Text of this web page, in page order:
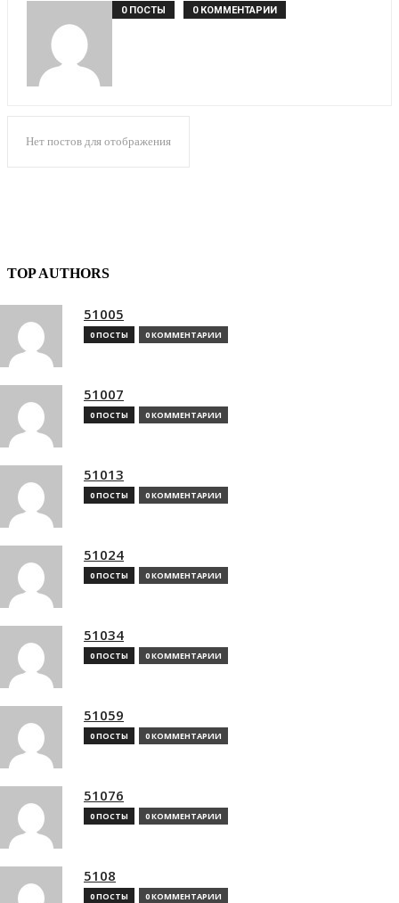
0 ПОСТЫ 0 КОММЕНТАРИИ
Нет постов для отображения
TOP AUTHORS
51005
0 ПОСТЫ 0 КОММЕНТАРИИ
51007
0 ПОСТЫ 0 КОММЕНТАРИИ
51013
0 ПОСТЫ 0 КОММЕНТАРИИ
51024
0 ПОСТЫ 0 КОММЕНТАРИИ
51034
0 ПОСТЫ 0 КОММЕНТАРИИ
51059
0 ПОСТЫ 0 КОММЕНТАРИИ
51076
0 ПОСТЫ 0 КОММЕНТАРИИ
5108
0 ПОСТЫ 0 КОММЕНТАРИИ